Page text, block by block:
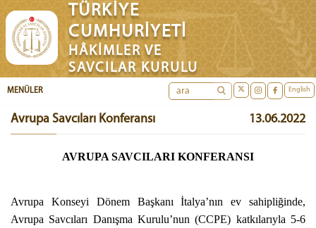
TÜRKİYE
CUMHURİYETİ
HÂKİMLER VE
SAVCILAR KURULU
English
MENÜLER
Avrupa Savcıları Konferansı 13.06.2022
AVRUPA SAVCILARI KONFERANSI
Avrupa Konseyi Dönem Başkanı İtalya’nın ev sahipliğinde,
Avrupa Savcıları Danışma Kurulu’nun (CCPE) katkılarıyla 5-6